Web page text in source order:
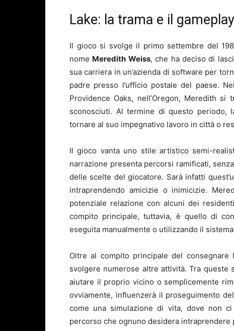
Lake: la trama e il
Il gioco si svolge il primo settembre del
nome Meredith Weiss, che ha deciso di
sua carriera in un’azienda di software per
padre presso l’ufficio postale del paese.
Providence Oaks, nell’Oregon, Meredith
sconosciuti. Al termine di questo periodo,
tornare al suo impegnativo lavoro in città o
Il gioco vanta uno stile artistico semi-
narrazione presenta percorsi ramificati,
delle scelte del giocatore. Sarà infatti
intraprendendo amicizie o inimicizie.
potenziale relazione con alcuni dei
compito principale, tuttavia, è quello di
eseguita manualmente o utilizzando il
Oltre al compito principale del
svolgere numerose altre attività. Tra queste
aiutare il proprio vicino o semplicemente
ovviamente, influenzerà il proseguimento
come una simulazione di vita, dove non
percorso che ognuno desidera